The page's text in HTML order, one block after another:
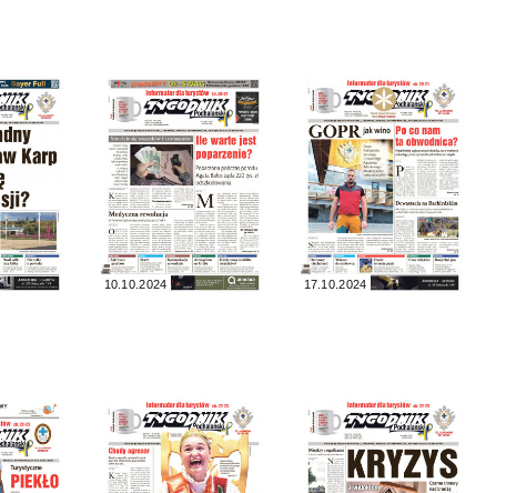
10.10.2024 17.10.2024